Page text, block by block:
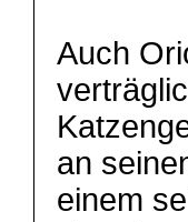
Auch
an
einem